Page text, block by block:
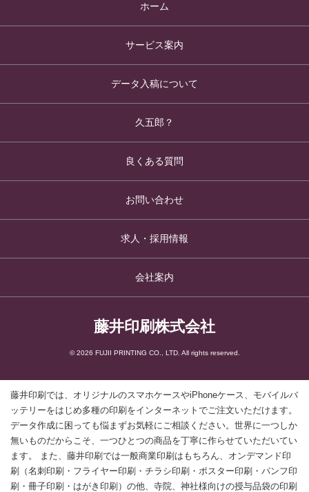
ホーム
サービス案内
データ入稿について
久五郎？
良くある質問
お問い合わせ
求人・採用情報
会社案内
藤井印刷株式会社
© 2026 FUJII PRINTING CO., LTD. All rights reserved.
藤井印刷では、オリジナルのスマホケースやiPhoneケース、モバイルバ
ッテリーをはじめ多種の印刷をインターネットでご注文いただけます。
データ作成に困っても悩まずお気軽にご相談ください。世界に一つしか
無いものだからこそ、一つひとつの商品を丁寧に作らせていただいてい
ます。 また、藤井印刷では一般商業印刷はもちろん、オンデマンド印
刷（名刺印刷・フライヤー印刷・チラシ印刷・ポスター印刷・パンフ印
刷・冊子印刷・はがき印刷）の他、寺院、神社様向けの授与品袋の印刷